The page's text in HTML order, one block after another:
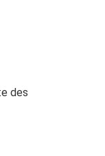
des